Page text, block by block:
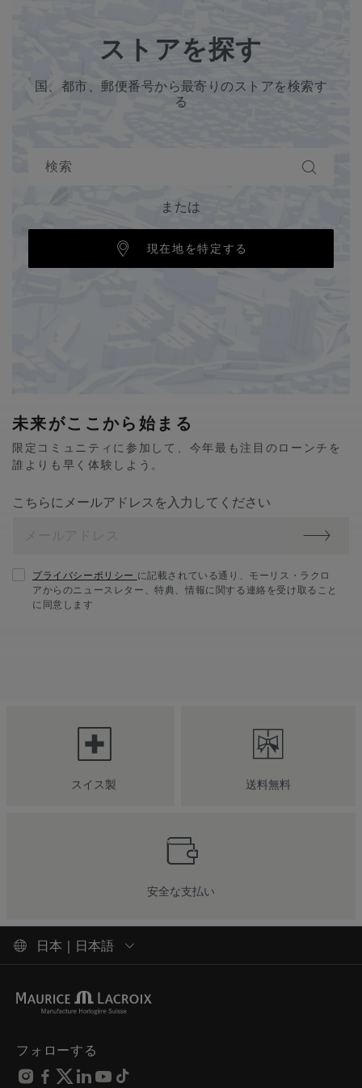
ストアを探す
国、都市、郵便番号から最寄りのストアを検索す
る
または
現在地を特定する
未来がここから始まる
限定コミュニティに参加して、今年最も注目のローンチを
誰よりも早く体験しよう。
こちらにメールアドレスを入力してください
プライバシーポリシー に記載されている通り、モーリス・ラクロ
アからのニュースレター、特典、情報に関する連絡を受け取ること
に同意します
スイス製 送料無料
安全な支払い
日本 | 日本語
フォローする